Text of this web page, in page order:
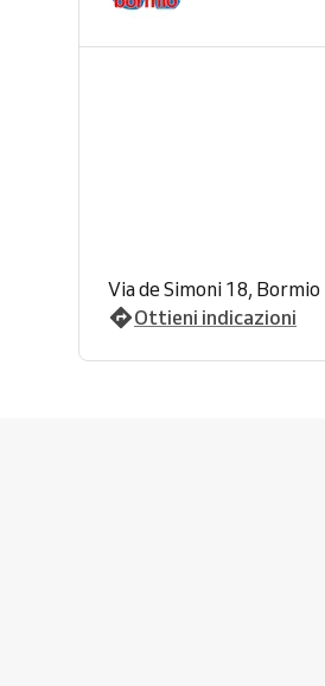
Via de Simoni 18, Bormio
Ottieni indicazioni